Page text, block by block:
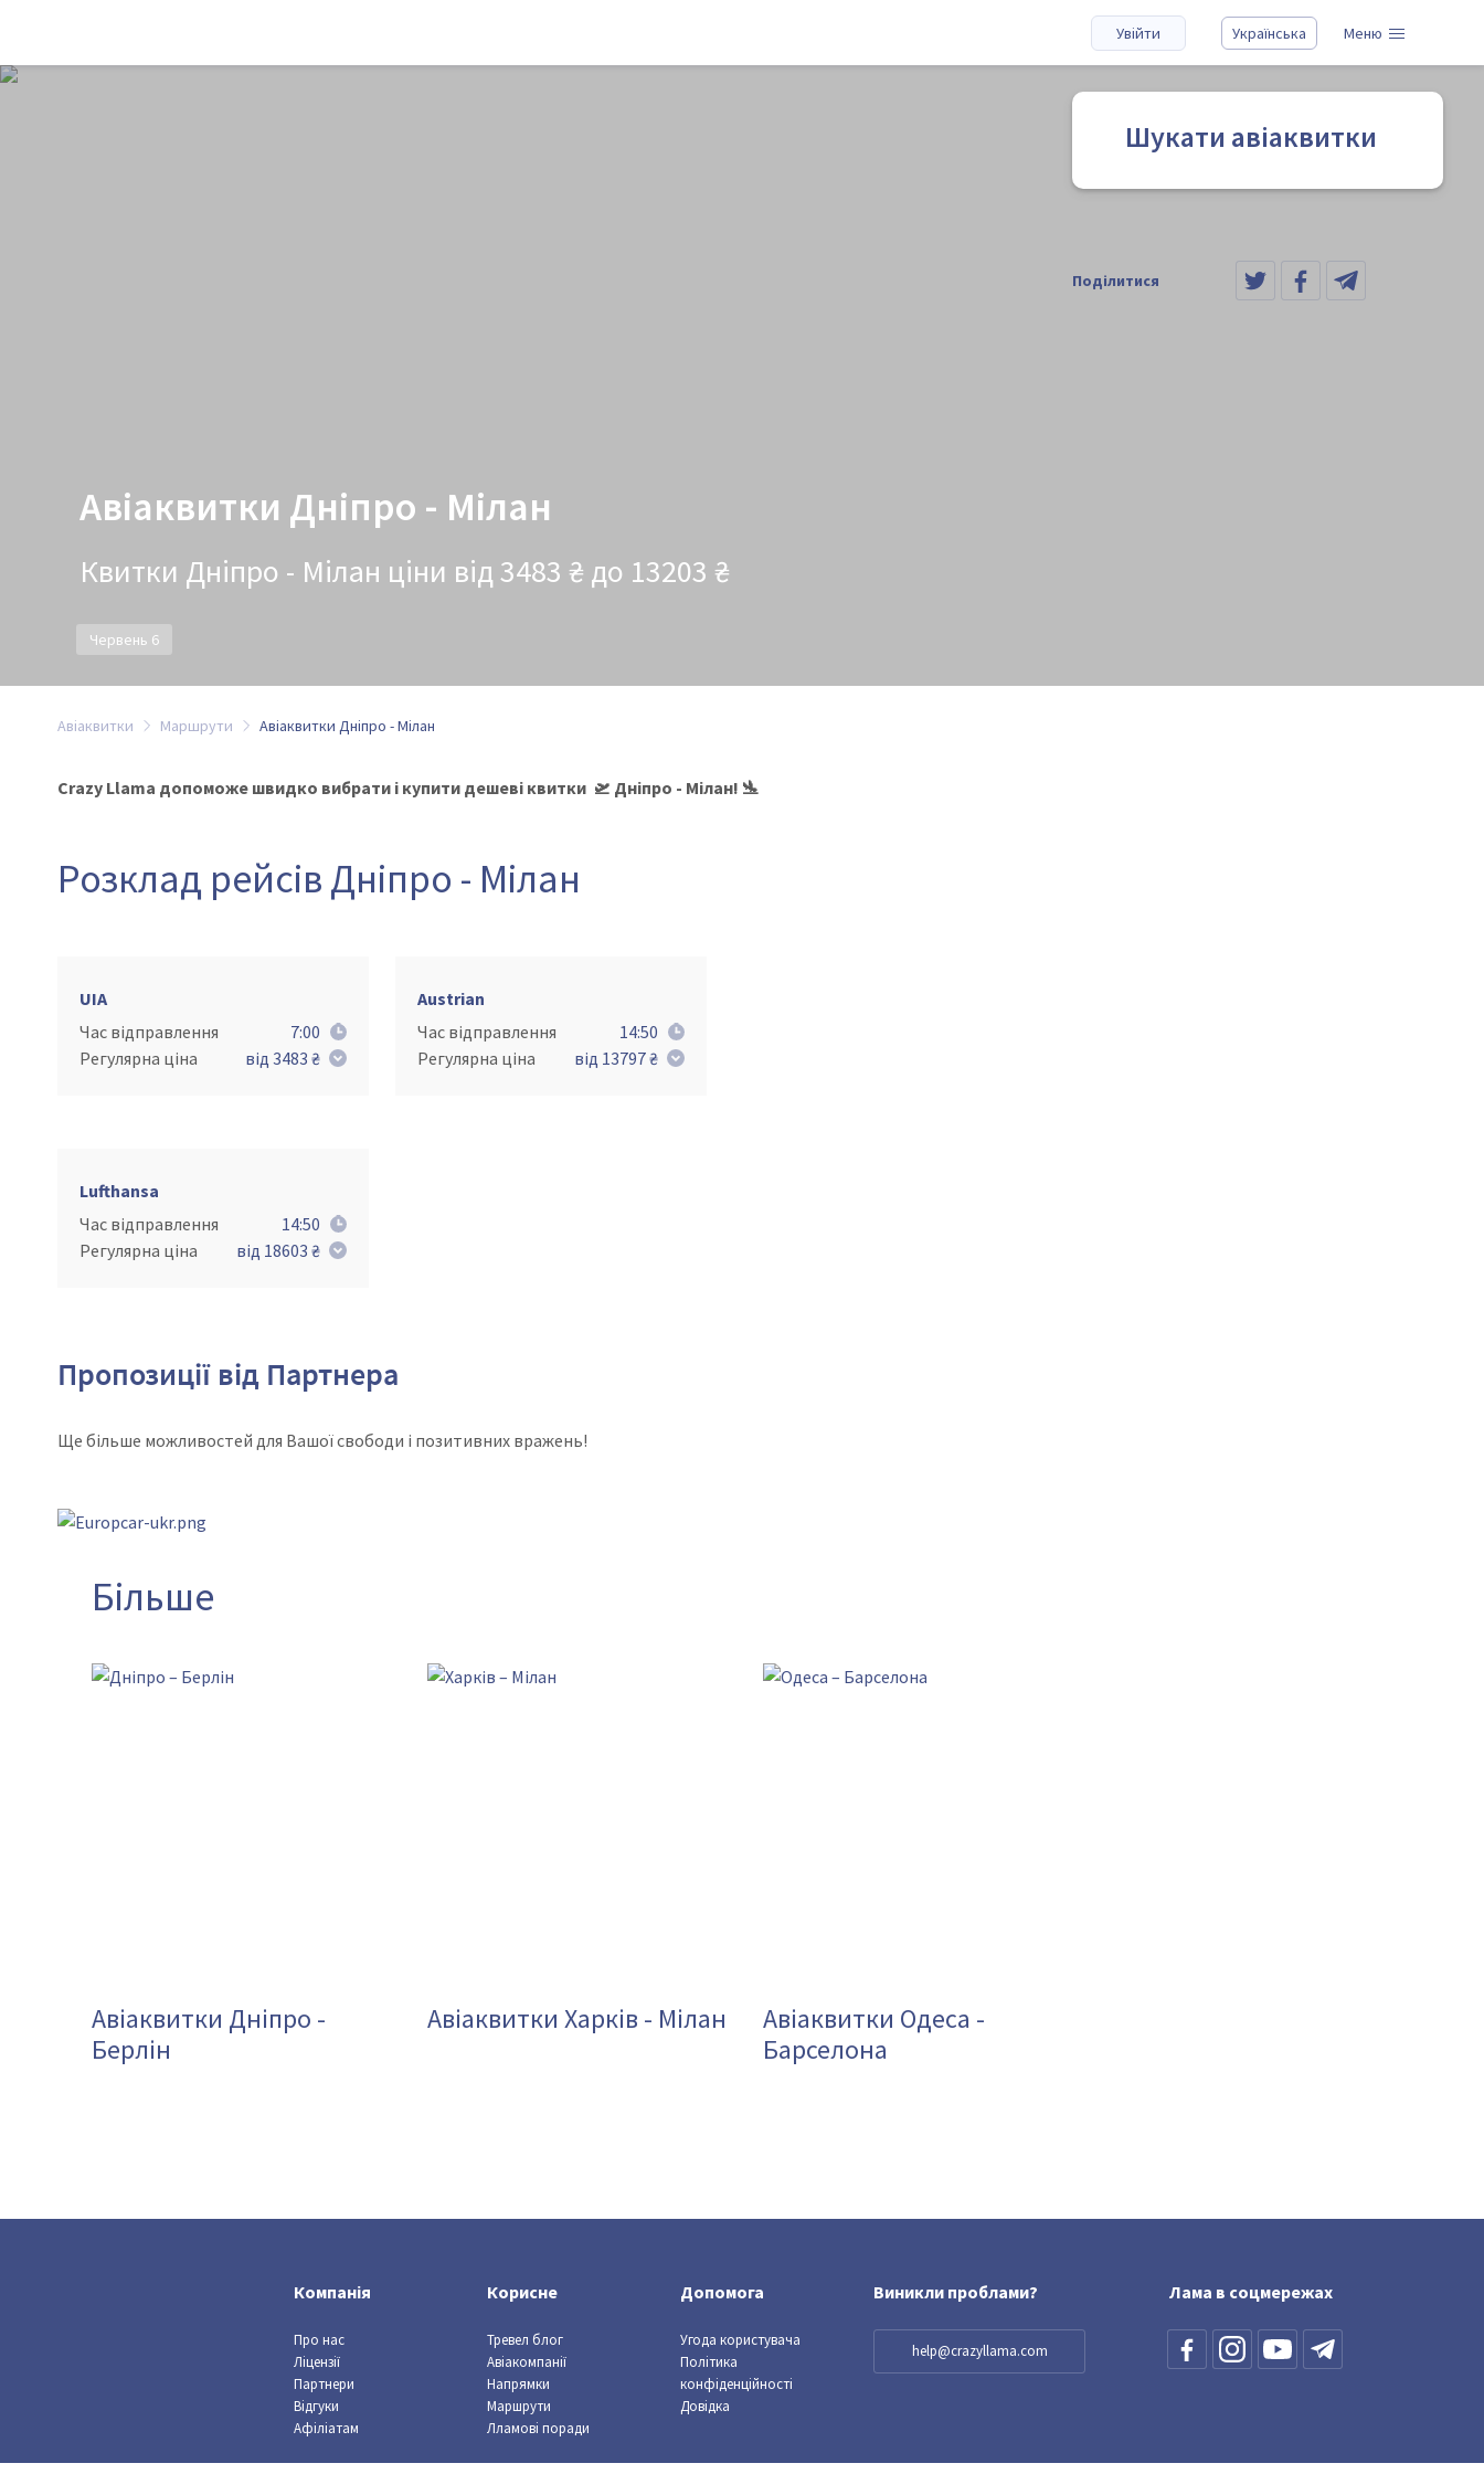
Увійти Українська Меню
Авіаквитки Дніпро - Мілан
Квитки Дніпро - Мілан ціни від 3483 ₴ до 13203 ₴
Червень 6
Шукати авіаквитки
Поділитися
Авіаквитки Маршрути Авіаквитки Дніпро - Мілан
Crazy Llama допоможе швидко вибрати і купити дешеві квитки 🛫 Дніпро - Мілан! 🛬
Розклад рейсів Дніпро - Мілан
UIA
Час відправлення
7:00
Регулярна ціна
від 3483 ₴
Austrian
Час відправлення
14:50
Регулярна ціна
від 13797 ₴
Lufthansa
Час відправлення
14:50
Регулярна ціна
від 18603 ₴
Пропозиції від Партнера
Ще більше можливостей для Вашої свободи і позитивних вражень!
Більше
Авіаквитки Дніпро -
Берлін
Авіаквитки Харків - Мілан
Авіаквитки Одеса -
Барселона
Компанія
Про нас
Ліцензії
Партнери
Відгуки
Афіліатам
Корисне
Тревел блог
Авіакомпанії
Напрямки
Маршрути
Лламові поради
Допомога
Угода користувача
Політика
конфіденційності
Довідка
Виникли проблами?
help@crazyllama.com
Лама в соцмережах